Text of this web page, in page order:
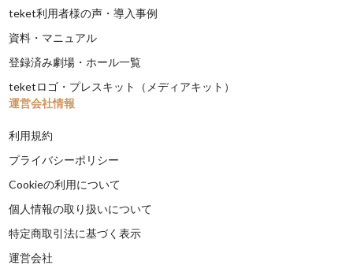
teket利用者様の声・導入事例
資料・マニュアル
登録済み劇場・ホール一覧
teketロゴ・プレスキット（メディアキット）
運営会社情報
利用規約
プライバシーポリシー
Cookieの利用について
個人情報の取り扱いについて
特定商取引法に基づく表示
運営会社